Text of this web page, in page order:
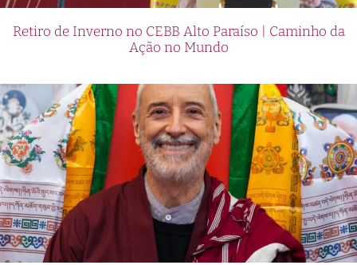
Retiro de Inverno no CEBB Alto Paraíso | Caminho da
Ação no Mundo